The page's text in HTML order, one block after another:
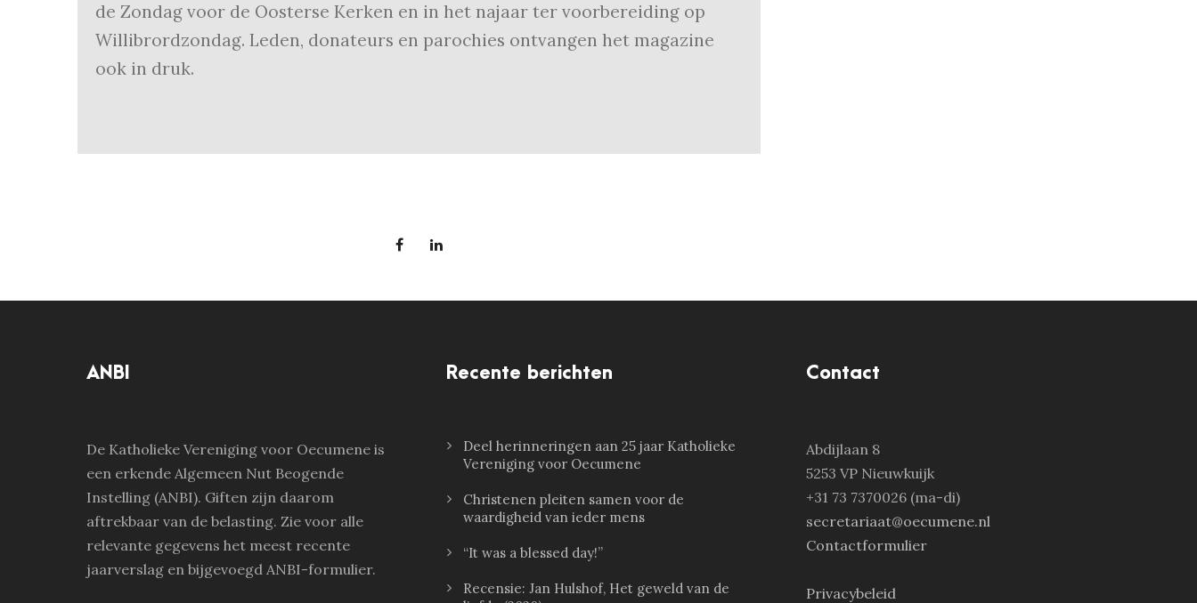
de Zondag voor de Oosterse Kerken en in het najaar ter voorbereiding op
Willibrordzondag. Leden, donateurs en parochies ontvangen het magazine
ook in druk.
ANBI
De Katholieke Vereniging voor Oecumene is
een erkende Algemeen Nut Beogende
Instelling (ANBI). Giften zijn daarom
aftrekbaar van de belasting. Zie voor alle
relevante gegevens het meest recente
jaarverslag en bijgevoegd ANBI-formulier.
Recente berichten
Deel herinneringen aan 25 jaar Katholieke
Vereniging voor Oecumene
Christenen pleiten samen voor de
waardigheid van ieder mens
“It was a blessed day!”
Recensie: Jan Hulshof, Het geweld van de
Contact
Abdijlaan 8
5253 VP Nieuwkuijk
+31 73 7370026 (ma-di)
secretariaat@oecumene.nl
Contactformulier
Privacybeleid